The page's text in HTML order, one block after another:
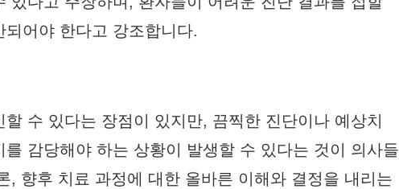
어야 한다고 강조합니다.
수 있다는 장점이 있지만, 끔찍한 진단이나 예상치
감당해야 하는 상황이 발생할 수 있다는 것이 의사들
향후 치료 과정에 대한 올바른 이해와 결정을 내리는